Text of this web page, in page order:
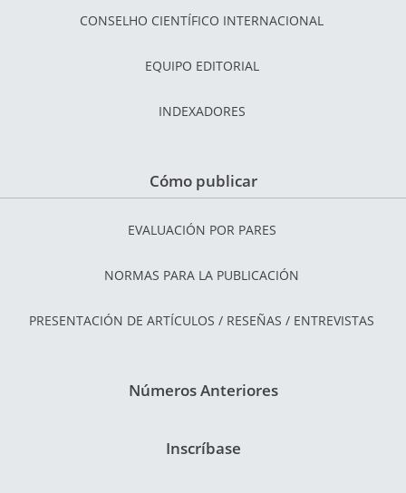
CONSELHO CIENTÍFICO INTERNACIONAL
EQUIPO EDITORIAL
INDEXADORES
Cómo publicar
EVALUACIÓN POR PARES
NORMAS PARA LA PUBLICACIÓN
PRESENTACIÓN DE ARTÍCULOS / RESEÑAS / ENTREVISTAS
Números Anteriores
Inscríbase